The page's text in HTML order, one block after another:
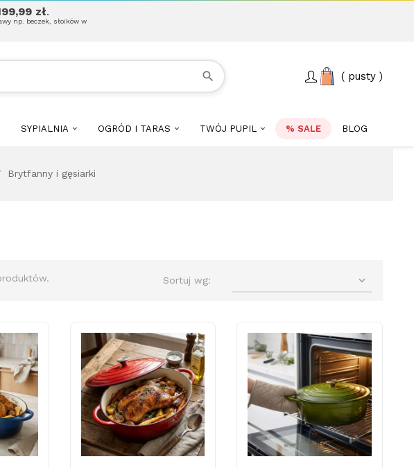
zł.
np. beczek, słoików w
search pusty
SYPIALNIA OGRÓD I TARAS TWÓJ PUPIL % SALE BLOG
Brytfanny i gęsiarki
Sortuj wg: 